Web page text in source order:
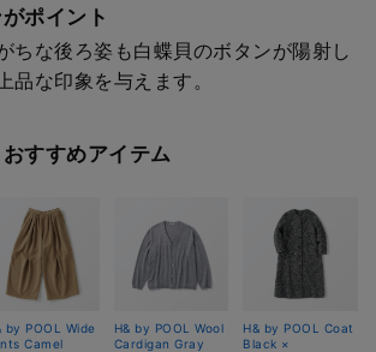
ポイント
ちな後ろ姿も白蝶貝のボタンが陽射し
品な印象を与えます。
すすめアイテム
by POOL Wide
Camel
H& by POOL Wool
Cardigan Gray
H& by POOL Coat
Black ×